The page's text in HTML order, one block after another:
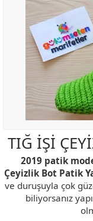
TIĞ İŞİ
2019 patik
Çeyizlik Bot Patik
ve duruşuyla çok
biliyorsanız